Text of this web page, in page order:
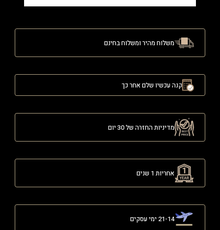
משלוח מהיר ומשלוח בחינם
קנה עכשיו שלם אחר כך
מדיניות החזרה של 30 יום
אחריות 1 שנים
21-14 ימי עסקים